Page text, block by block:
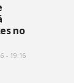
no
- 19:16